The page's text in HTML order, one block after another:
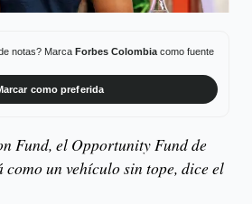
notas? Marca Forbes Colombiacomo fuente
como preferida
Fund, el Opportunity Fund de
un vehículo sin tope, dice el